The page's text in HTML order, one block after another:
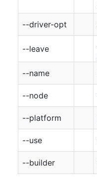
--driver-opt
--leave
--name
--node
--platform
--use
--builder